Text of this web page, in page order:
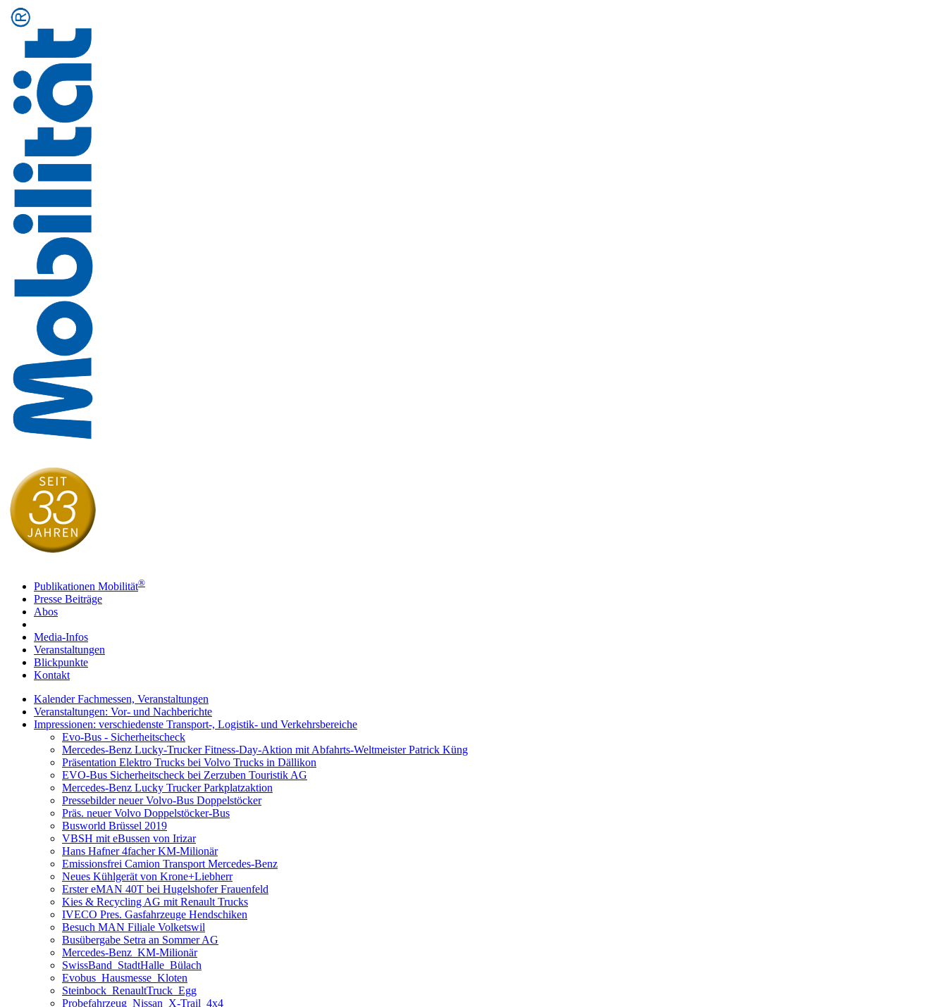
Publikationen Mobilität®
Presse Beiträge
Abos
Media-Infos
Veranstaltungen
Blickpunkte
Kontakt
Kalender Fachmessen, Veranstaltungen
Veranstaltungen: Vor- und Nachberichte
Impressionen: verschiedenste Transport-, Logistik- und Verkehrsbereiche
Evo-Bus - Sicherheitscheck
Mercedes-Benz Lucky-Trucker Fitness-Day-Aktion mit Abfahrts-Weltmeister Patrick Küng
Präsentation Elektro Trucks bei Volvo Trucks in Dällikon
EVO-Bus Sicherheitscheck bei Zerzuben Touristik AG
Mercedes-Benz Lucky Trucker Parkplatzaktion
Pressebilder neuer Volvo-Bus Doppelstöcker
Präs. neuer Volvo Doppelstöcker-Bus
Busworld Brüssel 2019
VBSH mit eBussen von Irizar
Hans Hafner 4facher KM-Milionär
Emissionsfrei Camion Transport Mercedes-Benz
Neues Kühlgerät von Krone+Liebherr
Erster eMAN 40T bei Hugelshofer Frauenfeld
Kies & Recycling AG mit Renault Trucks
IVECO Pres. Gasfahrzeuge Hendschiken
Besuch MAN Filiale Volketswil
Busübergabe Setra an Sommer AG
Mercedes-Benz_KM-Milionär
SwissBand_StadtHalle_Bülach
Evobus_Hausmesse_Kloten
Steinbock_RenaultTruck_Egg
Probefahrzeug_Nissan_X-Trail_4x4